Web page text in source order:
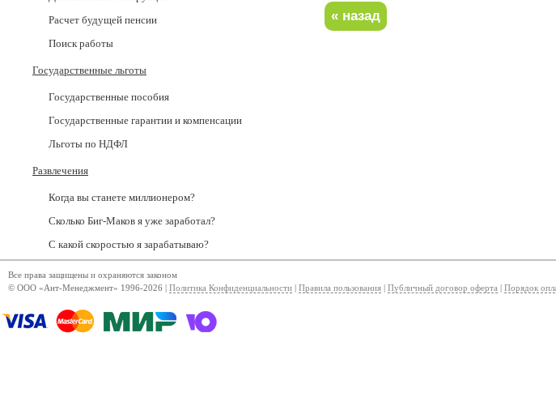
Расчет будущей пенсии
Поиск работы
Государственные льготы
Государственные пособия
Государственные гарантии и компенсации
Льготы по НДФЛ
Развлечения
Когда вы станете миллионером?
Сколько Биг-Маков я уже заработал?
С какой скоростью я зарабатываю?
Все права защищены и охраняются законом
© ООО «Ант-Менеджмент» 1996-2026 | Политика Конфиденциальности Правила пользования Публичный договор оферта Порядок